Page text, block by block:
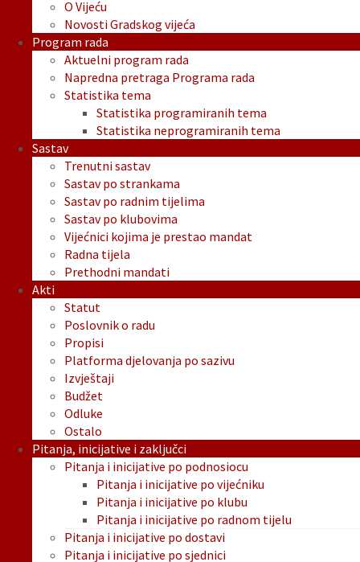
O Vijeću
Novosti Gradskog vijeća
Program rada
Aktuelni program rada
Napredna pretraga Programa rada
Statistika tema
Statistika programiranih tema
Statistika neprogramiranih tema
Sastav
Trenutni sastav
Sastav po strankama
Sastav po radnim tijelima
Sastav po klubovima
Vijećnici kojima je prestao mandat
Radna tijela
Prethodni mandati
Akti
Statut
Poslovnik o radu
Propisi
Platforma djelovanja po sazivu
Izvještaji
Budžet
Odluke
Ostalo
Pitanja, inicijative i zaključci
Pitanja i inicijative po podnosiocu
Pitanja i inicijative po vijećniku
Pitanja i inicijative po klubu
Pitanja i inicijative po radnom tijelu
Pitanja i inicijative po dostavi
Pitanja i inicijative po sjednici